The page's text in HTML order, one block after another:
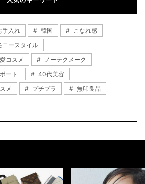
手入れ 韓国
こなれ感
ニースタイル
コスメ
ノーテクメーク
ート
40代美容
メ
プチプラ
無印良品